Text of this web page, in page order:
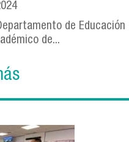
de Educación
de...